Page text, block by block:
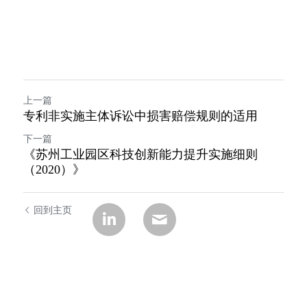
上一篇
专利非实施主体诉讼中损害赔偿规则的适用
下一篇
《​苏州工业园区科技创新能力提升实施细则
（2020）》
回到主页